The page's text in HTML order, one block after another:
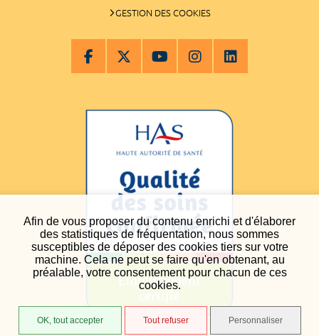
Afin de vous proposer du contenu enrichi et d'élaborer
des statistiques de fréquentation, nous sommes
susceptibles de déposer des cookies tiers sur votre
machine. Cela ne peut se faire qu'en obtenant, au
préalable, votre consentement pour chacun de ces
cookies.
OK, tout accepter Tout refuser Personnaliser
GESTION DES COOKIES